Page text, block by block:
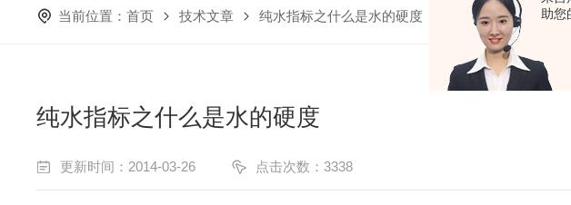
助您
当前位置：首页 技术文章 纯水指标之什么是水的硬度
纯水指标之什么是水的硬度
更新时间：2014-03-26 点击次数：3338